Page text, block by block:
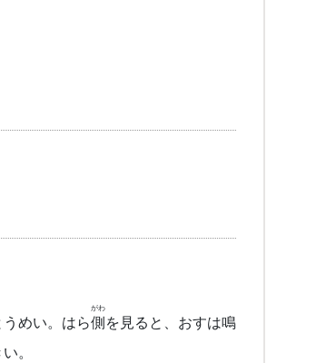
めい。はら側
がわ
を見ると、おすは鳴
。